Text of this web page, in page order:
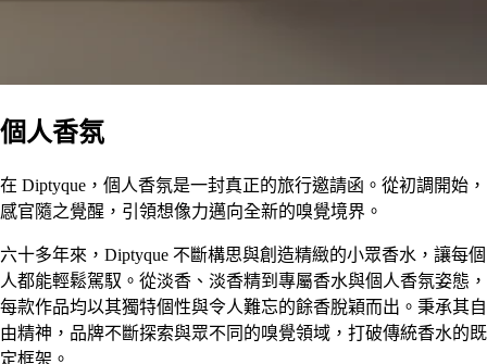
個人香氛
在 Diptyque，個人香氛是一封真正的旅行邀請函。從初調開始，
感官隨之覺醒，引領想像力邁向全新的嗅覺境界。
六十多年來，Diptyque 不斷構思與創造精緻的小眾香水，讓每個
人都能輕鬆駕馭。從淡香、淡香精到專屬香水與個人香氛姿態，
每款作品均以其獨特個性與令人難忘的餘香脫穎而出。秉承其自
由精神，品牌不斷探索與眾不同的嗅覺領域，打破傳統香水的既
定框架。